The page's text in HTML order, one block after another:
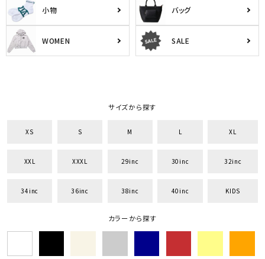
小物 バッグ
WOMEN SALE
サイズから探す
XS S M L XL
XXL XXXL 29inc 30inc 32inc
34inc 36inc 38inc 40inc KIDS
カラーから探す